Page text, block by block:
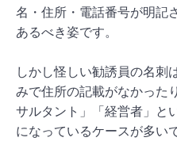
名・住所・電話番号が明記
あるべき姿です。
しかし怪しい勧誘員の名刺
みで住所の記載がなかった
サルタント」「経営者」と
になっているケースが多い